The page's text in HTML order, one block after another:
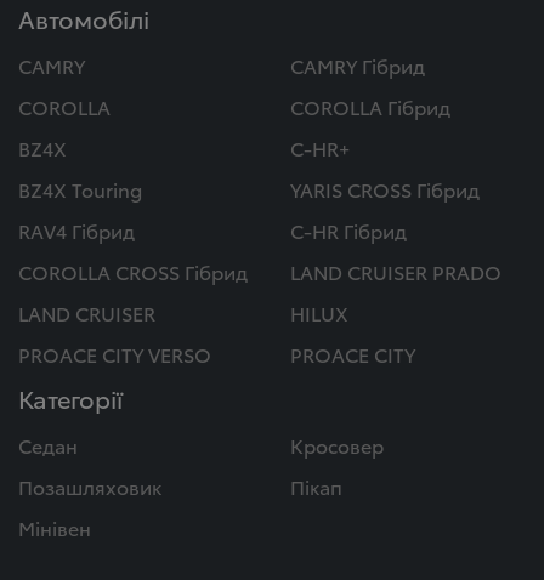
Автомобілі
CAMRY
CAMRY Гібрид
COROLLA
COROLLA Гібрид
BZ4X
C-HR+
BZ4X Touring
YARIS CROSS Гібрид
RAV4 Гібрид
C-HR Гібрид
COROLLA CROSS Гібрид
LAND CRUISER PRADO
LAND CRUISER
HILUX
PROACE CITY VERSO
PROACE CITY
Категорії
Седан
Кросовер
Позашляховик
Пікап
Мінівен